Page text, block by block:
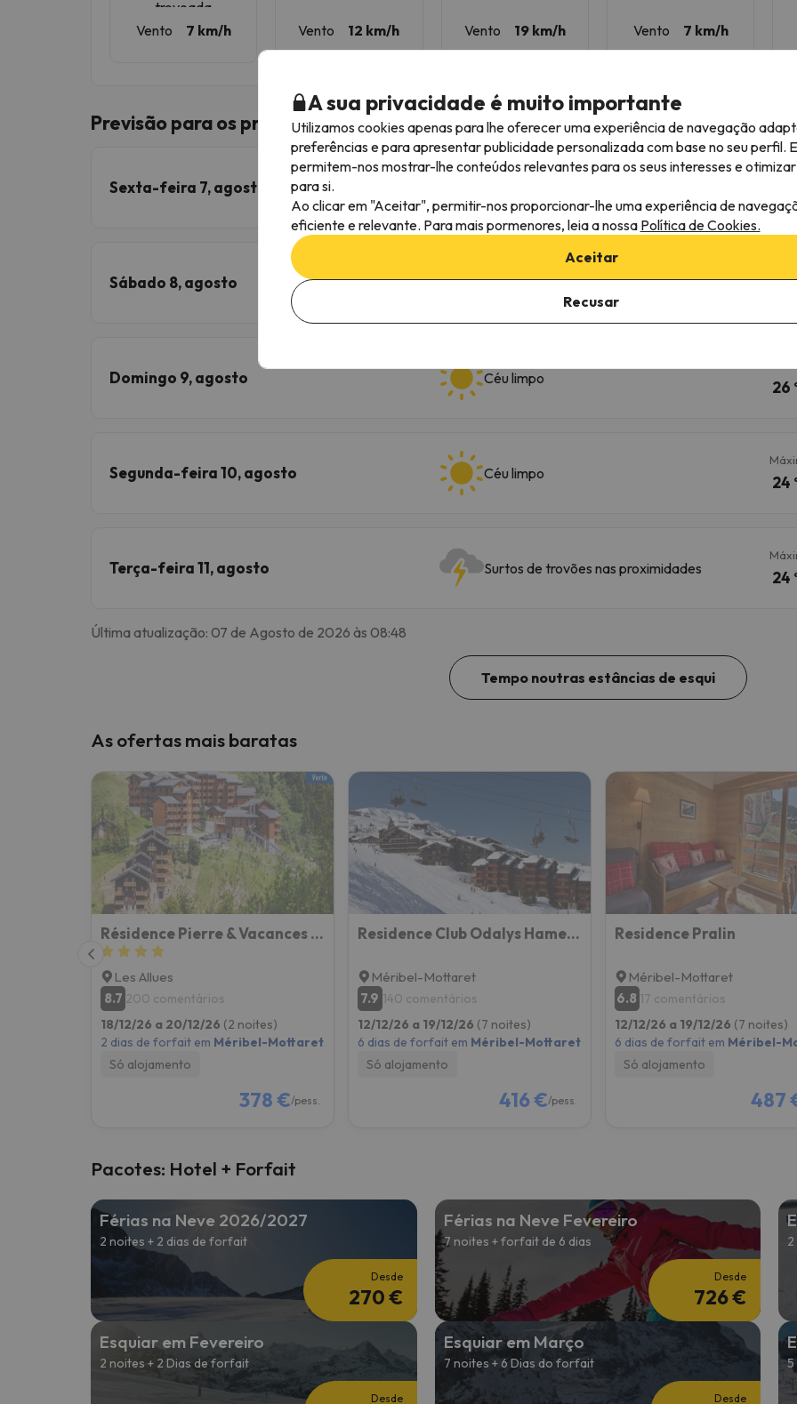
trovoada
Vento
7 km/h Vento 12 km/h Vento 19 km/h Vento 7 km/h
Previsão para os próximos 5 dias
Sexta-feira 7, agosto
22
Sábado 8, agosto Céu limpo
Domingo 9, agosto Céu limpo
26
Segunda-feira 10, agosto Céu limpo
24
Terça-feira 11, agosto Surtos de trovões nas proximidades
24
Última atualização: 07 de Agosto de 2026 às 08:48
Tempo noutras estâncias de esqui
As ofertas mais baratas
Résidence Pierre & Vacances Les Crêts
Les Allues
8.7 200 comentários
18/12/26 a 20/12/26 (2 noites)
2 dias de forfait em Méribel-Mottaret
Só alojamento
378 €/pess.
Residence Club Odalys Hameau de Mottaret
Méribel-Mottaret
7.9 140 comentários
12/12/26 a 19/12/26 (7 noites)
6 dias de forfait em Méribel-Mottaret
Só alojamento
416 €/pess.
Residence Pralin
Méribel-Mottaret
6.8 17 comentários
12/12/26 a 19/12/26 (7 noites)
6 dias de forfait em Méribel-
Só alojamento
487
Pacotes: Hotel + Forfait
Férias na Neve 2026/2027
2 noites + 2 dias de forfait
Desde
270 €
Férias na Neve Fevereiro
7 noites + forfait de 6 dias
Desde
726 €
Esquiar em Fevereiro
2 noites + 2 Dias de forfait
Desde
Esquiar em Março
7 noites + 6 Dias do forfait
Desde
5
A sua privacidade é muito importante
Utilizamos cookies apenas para lhe oferecer uma experiência de navegação
preferências e para apresentar publicidade personalizada com base no seu perfil.
permitem-nos mostrar-lhe conteúdos relevantes para os seus interesses e
para si.
Ao clicar em "Aceitar", permitir-nos proporcionar-lhe uma experiência de
eficiente e relevante. Para mais pormenores, leia a nossa Política de Cookies.
Aceitar
Recusar